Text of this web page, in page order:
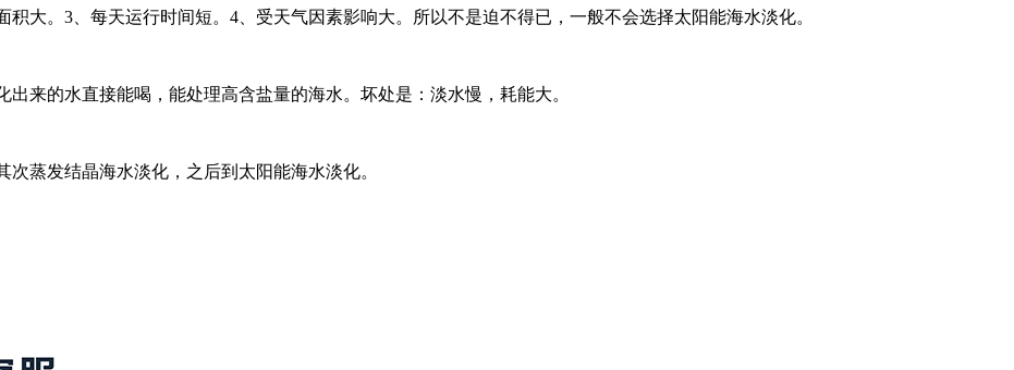
大。3、每天运行时间短。4、受天气因素影响大。所以不是迫不得已，一般不会选择太阳能海水淡化。
来的水直接能喝，能处理高含盐量的海水。坏处是：淡水慢，耗能大。
蒸发结晶海水淡化，之后到太阳能海水淡化。